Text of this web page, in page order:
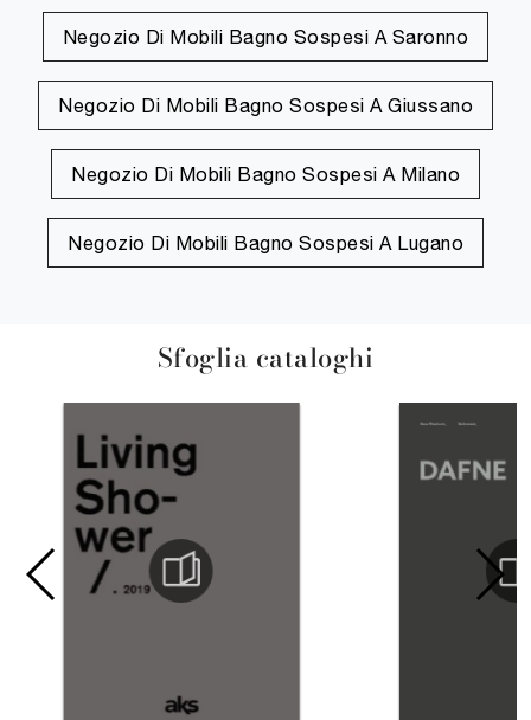
Negozio Di Mobili Bagno Sospesi A Saronno
Negozio Di Mobili Bagno Sospesi A Giussano
Negozio Di Mobili Bagno Sospesi A Milano
Negozio Di Mobili Bagno Sospesi A Lugano
Sfoglia cataloghi